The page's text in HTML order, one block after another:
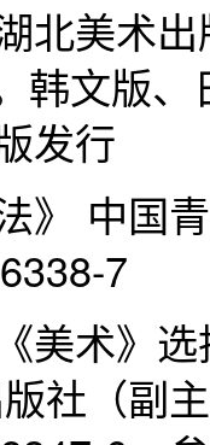
北美术
韩文版
发行
》 中国
7
美术》
社（副